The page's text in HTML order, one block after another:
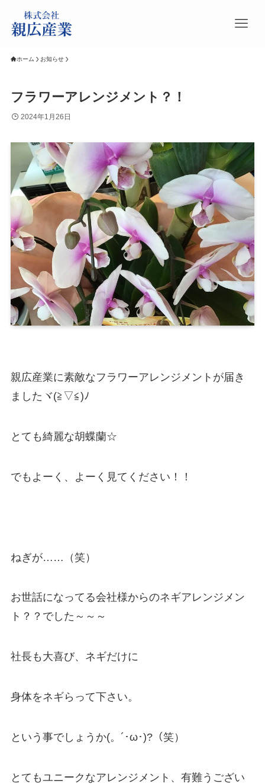
ホーム お知らせ
フラワーアレンジメント？！
2024年1月26日
親広産業に素敵なフラワーアレンジメントが届き
ましたヾ(≧▽≦)ﾉ
とても綺麗な胡蝶蘭☆
でもよーく、よーく見てください！！
ねぎが……（笑）
お世話になってる会社様からのネギアレンジメン
ト？？でした～～～
社長も大喜び、ネギだけに
身体をネギらって下さい。
という事でしょうか(。´･ω･)?（笑）
とてもユニークなアレンジメント、有難うござい